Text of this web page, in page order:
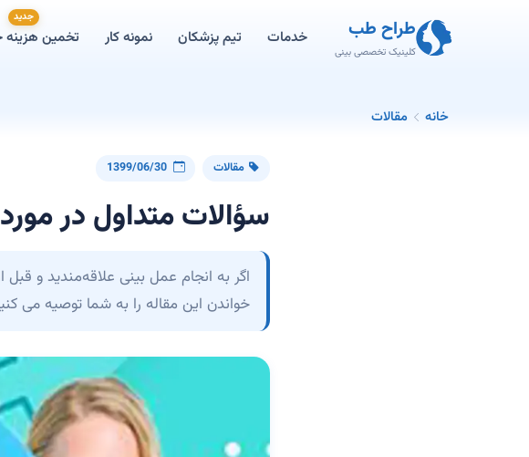
طراح طب
کلینیک تخصصی بینی
خدمات تیم پزشکان نمونه کار
جدید
تخمین هزینه
خانه مقالات
مقالات 1399/06/30
سؤالات متداول در
اگر به انجام عمل بینی علاقه‌مندید و
خواندن این مقاله را به شما توصیه می